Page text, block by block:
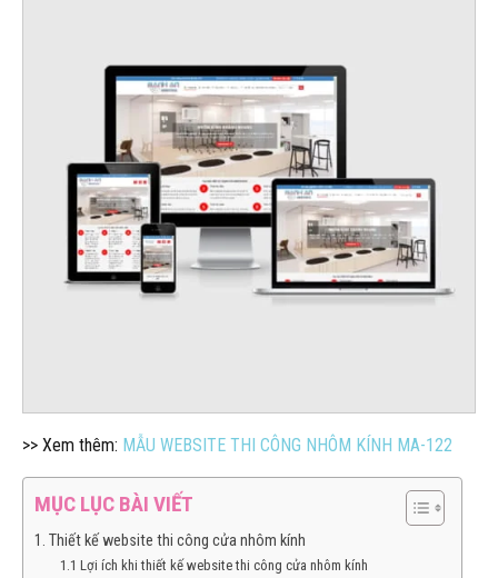
>> Xem thêm: MẪU WEBSITE THI CÔNG NHÔM KÍNH MA-122
MỤC LỤC BÀI VIẾT
1. Thiết kế website thi công cửa nhôm kính
1.1 Lợi ích khi thiết kế website thi công cửa nhôm kính